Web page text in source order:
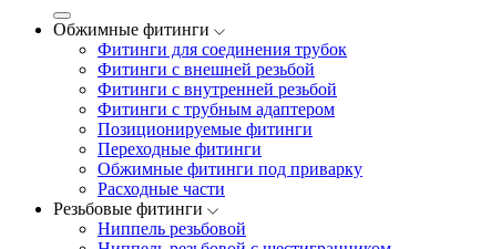
Обжимные фитинги
Фитинги для соединения трубок
Фитинги с внешней резьбой
Фитинги с внутренней резьбой
Фитинги с трубным адаптером
Позиционируемые фитинги
Переходные фитинги
Обжимные фитинги под приварку
Расходные части
Резьбовые фитинги
Ниппель резьбовой